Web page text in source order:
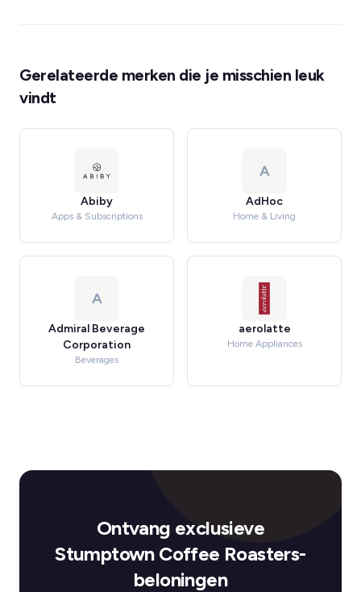
Gerelateerde merken die je misschien leuk
vindt
Abiby
Apps & Subscriptions
A
AdHoc
Home & Living
A
Admiral Beverage
Corporation
Beverages
aerolatte
Home Appliances
Ontvang exclusieve
Stumptown Coffee Roasters-
beloningen